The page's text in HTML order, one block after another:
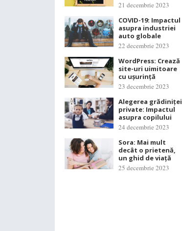
21 decembrie 2023
COVID-19: Impactul
asupra industriei
auto globale
22 decembrie 2023
WordPress: Crează
site-uri uimitoare
cu ușurință
23 decembrie 2023
Alegerea grădiniței
private: Impactul
asupra copilului
24 decembrie 2023
Sora: Mai mult
decât o prietenă,
un ghid de viață
25 decembrie 2023